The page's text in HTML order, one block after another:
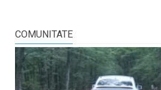
COMUNITATE